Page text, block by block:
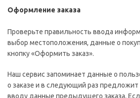
Оформление заказа
Проверьте правильность ввода
выбор местоположения, данные о
кнопку «Оформить заказ».
Наш сервис запоминает данные о
о заказе и в следующий раз предложит
вводу данные предыдущего заказа.